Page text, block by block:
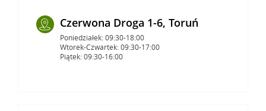
Czerwona Droga 1-6, Toruń
Poniedziałek: 09:30-18:00
Wtorek-Czwartek: 09:30-17:00
Piątek: 09:30-16:00